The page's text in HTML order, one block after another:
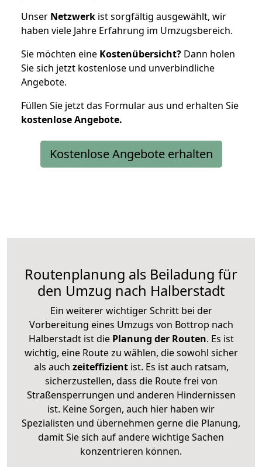
Unser Netzwerk ist sorgfältig ausgewählt, wir
haben viele Jahre Erfahrung im Umzugsbereich.
Sie möchten eine Kostenübersicht? Dann holen
Sie sich jetzt kostenlose und unverbindliche
Angebote.
Füllen Sie jetzt das Formular aus und erhalten Sie
kostenloseAngebote.
Kostenlose Angebote erhalten
Routenplanung als Beiladung für
den Umzug nach Halberstadt
Ein weiterer wichtiger Schritt bei der
Vorbereitung eines Umzugs von Bottrop nach
Halberstadt ist diePlanung der Routen. Es ist
wichtig, eine Route zu wählen, die sowohl sicher
als auch zeiteffizientist. Es ist auch ratsam,
sicherzustellen, dass die Route frei von
Straßensperrungen und anderen Hindernissen
ist. Keine Sorgen, auch hier haben wir
Spezialisten und übernehmen gerne die Planung,
damit Sie sich auf andere wichtige Sachen
konzentrieren können.